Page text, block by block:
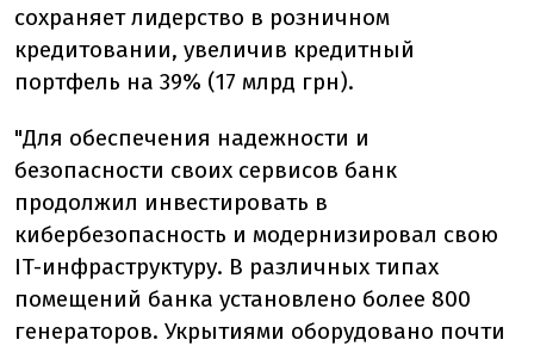
сохраняет лидерство в розничном
кредитовании, увеличив кредитный
портфель на 39% (17 млрд грн).
"Для обеспечения надежности и
безопасности своих сервисов банк
продолжил инвестировать в
кибербезопасность и модернизировал свою
IT-инфраструктуру. В различных типах
помещений банка установлено более 800
генераторов. Укрытиями оборудовано почти